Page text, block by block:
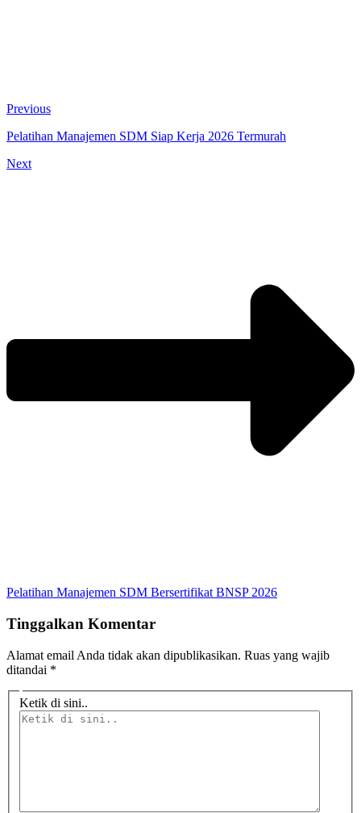
Previous
Pelatihan Manajemen SDM Siap Kerja 2026 Termurah
Next
Pelatihan Manajemen SDM Bersertifikat BNSP 2026
Tinggalkan Komentar
Alamat email Anda tidak akan dipublikasikan. Ruas yang wajib
ditandai *
Ketik di sini..